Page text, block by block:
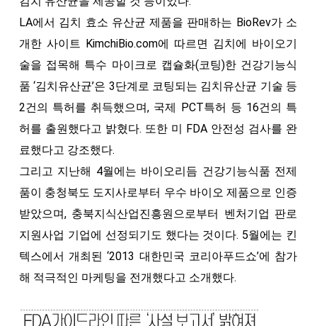
LA에서 김치 효소 유산균 제품을 판매하는 BioRev가 소
개한 사이트 KimchiBio.com에 따르면 김치에 바이오기
술을 접목해 특수 마이크로 캡슐화(코팅)한 건강기능식
품 ‘김치유산균’은 3단계로 코팅되는 김치유산균 기술 등
2건의 특허를 취득했으며, 국제 PCT특허 등 16건의 특
허를 출원했다고 밝혔다. 또한 미 FDA 안전성 검사를 완
료했다고 강조했다.
그리고 지난해 4월에는 바이오리듬 건강기능식품 전제
품이 충청북도 도지사로부터 우수 바이오 제품으로 인증
받았으며, 충북지식산업진흥원으로부터 벤처기업 판로
지원사업 기업에 선정되기도 했다는 것이다. 5월에는 킨
텍스에서 개최된 ‘2013 대한민국 코리아푸드쇼’에 참가
해 적극적인 마케팅을 전개했다고 소개했다.